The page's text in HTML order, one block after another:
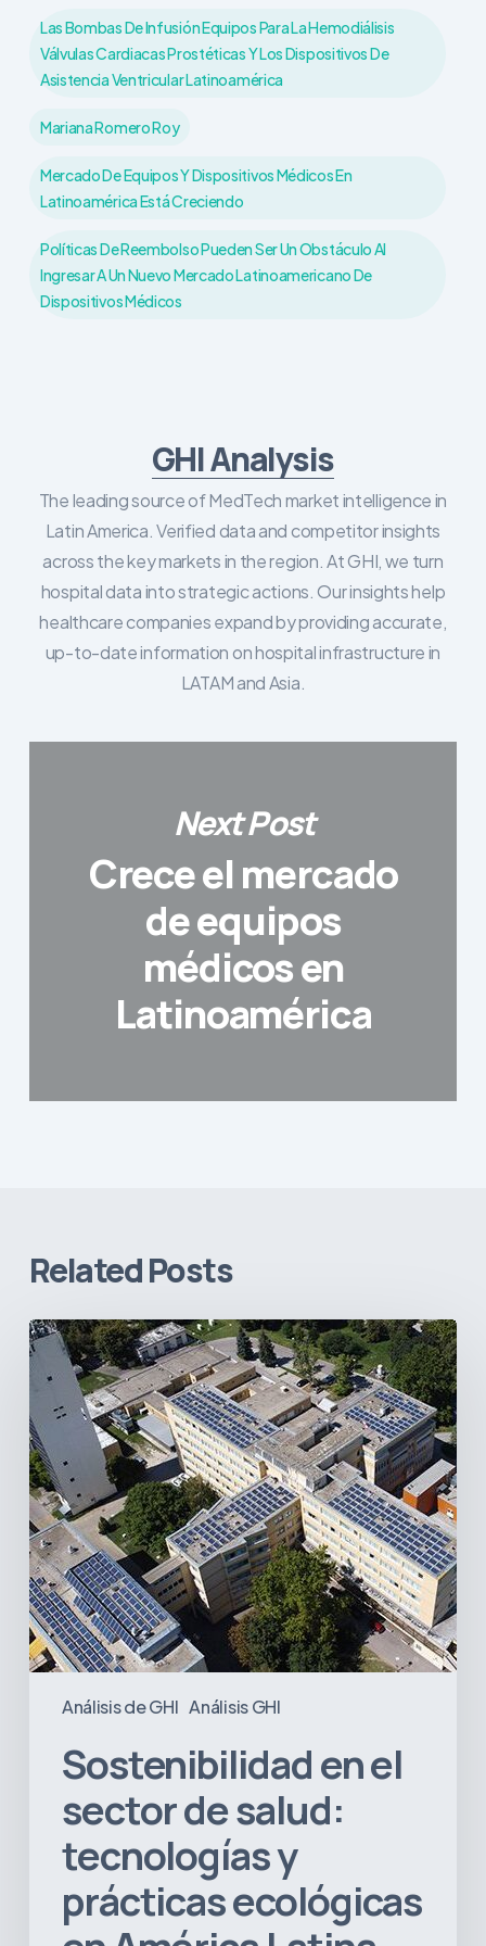
Las Bombas De Infusión Equipos Para La Hemodiálisis
Válvulas Cardiacas Prostéticas Y Los Dispositivos De
Asistencia Ventricular Latinoamérica
Mariana Romero Roy
Mercado De Equipos Y Dispositivos Médicos En
Latinoamérica Está Creciendo
Políticas De Reembolso Pueden Ser Un Obstáculo Al
Ingresar A Un Nuevo Mercado Latinoamericano De
Dispositivos Médicos
GHI Analysis
The leading source of MedTech market intelligence in
Latin America. Verified data and competitor insights
across the key markets in the region. At GHI, we turn
hospital data into strategic actions. Our insights help
healthcare companies expand by providing accurate,
up-to-date information on hospital infrastructure in
LATAM and Asia.
Next Post
Crece el mercado
de equipos
médicos en
Latinoamérica
Related Posts
Análisis de GHI Análisis GHI
Sostenibilidad
en
sector
de
salud:
tecnologías
prácticas
ecológicas
en
América
Latina
Sostenibilidad en el
sector de salud:
tecnologías y
prácticas ecológicas